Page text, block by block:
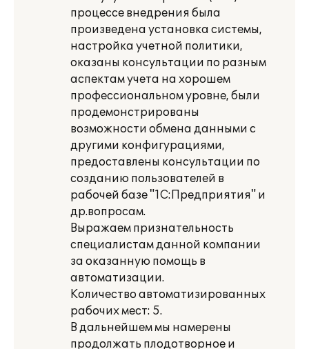
процессе внедрения была
произведена установка системы,
настройка учетной политики,
оказаны консультации по разным
аспектам учета на хорошем
профессиональном уровне, были
продемонстрированы
возможности обмена данными с
другими конфигурациями,
предоставлены консультации по
созданию пользователей в
рабочей базе "1С:Предприятия" и
др.вопросам.
Выражаем признательность
специалистам данной компании
за оказанную помощь в
автоматизации.
Количество автоматизированных
рабочих мест: 5.
В дальнейшем мы намерены
продолжать плодотворное и